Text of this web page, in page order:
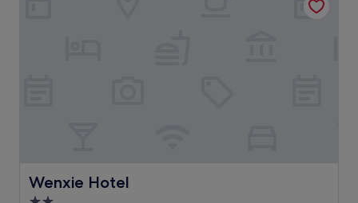
Wenxie Hotel
Wenxie Hotel